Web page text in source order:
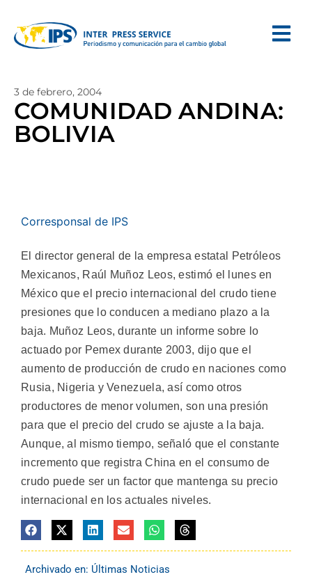
3 de febrero, 2004
COMUNIDAD ANDINA:
BOLIVIA
Corresponsal de IPS
El director general de la empresa estatal Petróleos
Mexicanos, Raúl Muñoz Leos, estimó el lunes en
México que el precio internacional del crudo tiene
presiones que lo conducen a mediano plazo a la
baja. Muñoz Leos, durante un informe sobre lo
actuado por Pemex durante 2003, dijo que el
aumento de producción de crudo en naciones como
Rusia, Nigeria y Venezuela, así como otros
productores de menor volumen, son una presión
para que el precio del crudo se ajuste a la baja.
Aunque, al mismo tiempo, señaló que el constante
incremento que registra China en el consumo de
crudo puede ser un factor que mantenga su precio
internacional en los actuales niveles.
Archivado en: Últimas Noticias